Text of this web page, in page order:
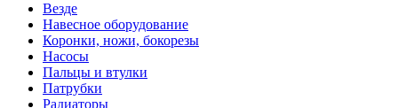
Везде
Навесное оборудование
Коронки, ножи, бокорезы
Насосы
Пальцы и втулки
Патрубки
Радиаторы